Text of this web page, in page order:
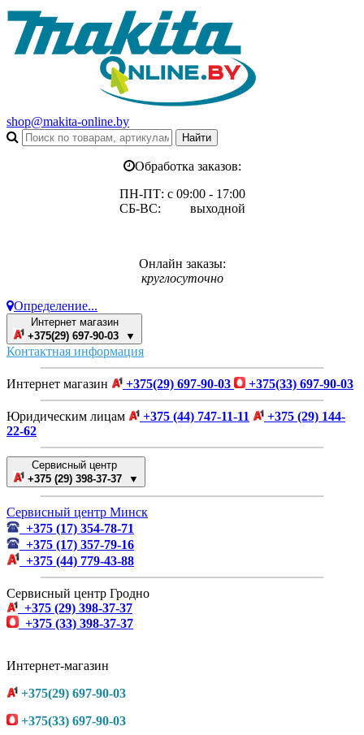
shop@makita-online.by
Обработка заказов:
ПН-ПТ: с 09:00 - 17:00
СБ-ВС: выходной
Онлайн заказы:
круглосуточно
Определение...
Интернет магазин
+375(29) 697-90-03 ▼
Контактная информация
Интернет магазин +375(29) 697-90-03 +375(33) 697-90-03
Юридическим лицам +375 (44) 747-11-11
+375 (29) 144-
22-62
Сервисный центр
+375 (29) 398-37-37 ▼
Сервисный центр Минск
+375 (17) 354-78-71
+375 (17) 357-79-16
+375 (44) 779-43-88
Сервисный центр Гродно
+375 (29) 398-37-37
+375 (33) 398-37-37
Интернет-магазин
+375(29) 697-90-03
+375(33) 697-90-03